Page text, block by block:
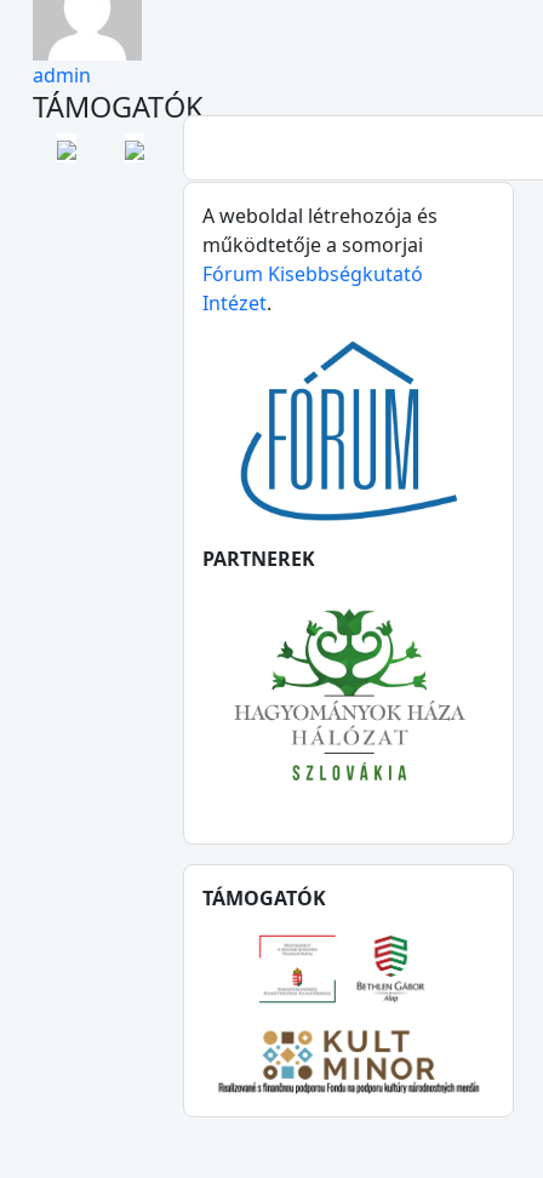
admin
TÁMOGATÓK
A weboldal létrehozója és
működtetője a somorjai
Fórum Kisebbségkutató
Intézet.
PARTNEREK
TÁMOGATÓK